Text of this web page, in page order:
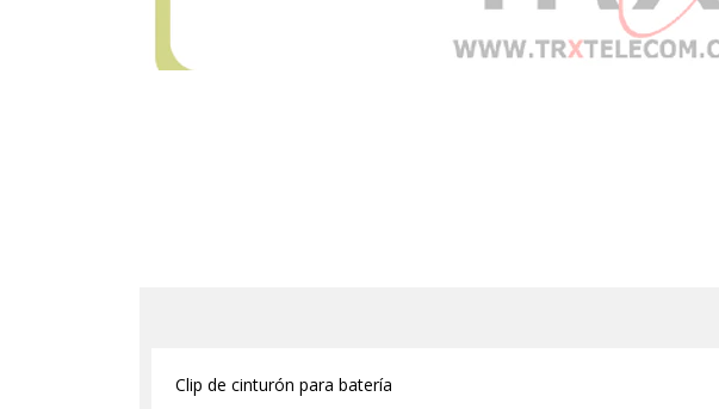
Clip de cinturón para batería